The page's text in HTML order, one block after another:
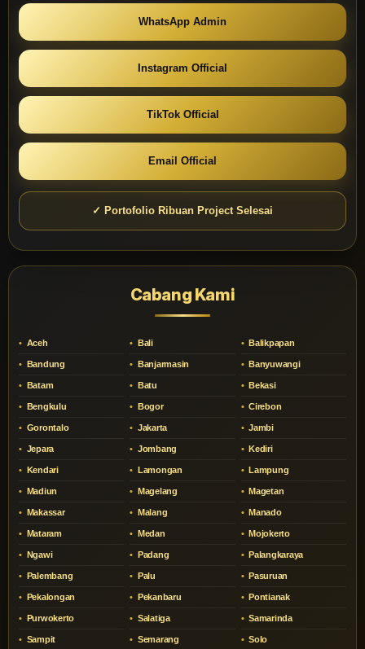
WhatsApp Admin
Instagram Official
TikTok Official
Email Official
✓ Portofolio Ribuan Project Selesai
Cabang Kami
Aceh Bali Balikpapan
Bandung Banjarmasin Banyuwangi
Batam Batu Bekasi
Bengkulu Bogor Cirebon
Gorontalo Jakarta Jambi
Jepara Jombang Kediri
Kendari Lamongan Lampung
Madiun Magelang Magetan
Makassar Malang Manado
Mataram Medan Mojokerto
Ngawi Padang Palangkaraya
Palembang Palu Pasuruan
Pekalongan Pekanbaru Pontianak
Purwokerto Salatiga Samarinda
Sampit Semarang Solo